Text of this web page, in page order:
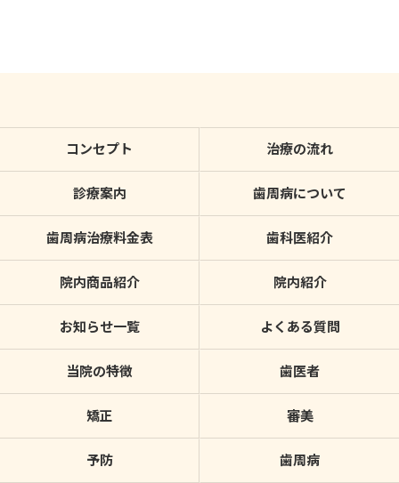
コンセプト 治療の流れ
診療案内 歯周病について
歯周病治療料金表 歯科医紹介
院内商品紹介 院内紹介
お知らせ一覧 よくある質問
当院の特徴 歯医者
矯正 審美
予防 歯周病